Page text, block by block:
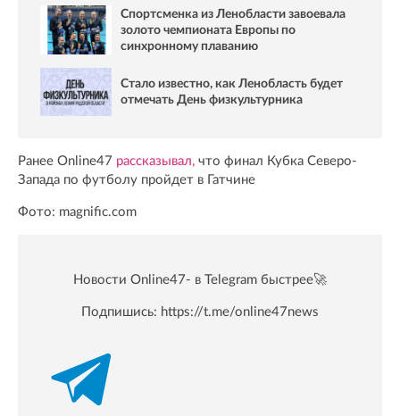
Спортсменка из Ленобласти завоевала
золото чемпионата Европы по
синхронному плаванию
Стало известно, как Ленобласть будет
отмечать День физкультурника
Ранее Online47 рассказывал, что финал Кубка Северо-
Запада по футболу пройдет в Гатчине
Фото: magnific.com
Новости Online47- в Telegram быстрее🚀
Подпишись: https://t.me/online47news